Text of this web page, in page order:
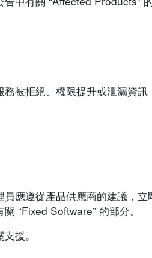
被拒絕、權限提升或泄漏資
應遵從產品供應商的建議，
“Fixed Software” 的部分。
援。